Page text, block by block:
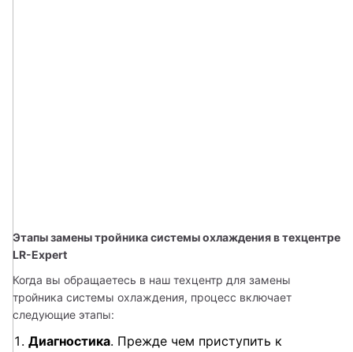
Этапы замены тройника системы охлаждения в техцентре
LR-Expert
Когда вы обращаетесь в наш техцентр для замены
тройника системы охлаждения, процесс включает
следующие этапы:
Диагностика. Прежде чем приступить к